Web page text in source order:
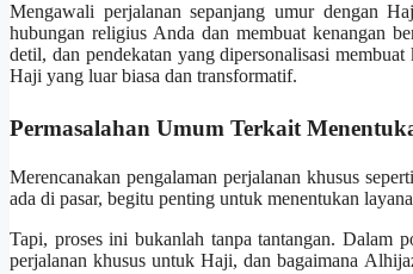
Mengawali perjalanan sepanjang umur dengan
hubungan religius Anda dan membuat kenangan
detil, dan pendekatan yang dipersonalisasi
Haji yang luar biasa dan transformatif.
Permasalahan Umum Terkait
Merencanakan pengalaman perjalanan khusus
ada di pasar, begitu penting untuk menentukan
Tapi, proses ini bukanlah tanpa tantangan. Dalam
perjalanan khusus untuk Haji, dan bagaimana